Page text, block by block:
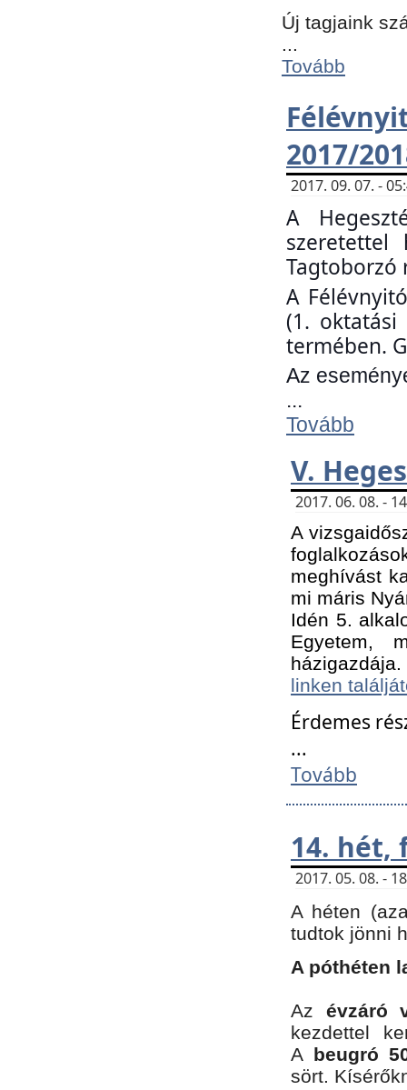
Új tagjaink
Tovább
2017/
2017. 09. 07. -
A
Tagtoborzó
A
(1. oktatási
termében.
Az
...
Tovább
V.
2017. 06. 08. -
A
meghívást
mi máris
Idén 5.
Egyetem,
linken
Érdemes
...
Tovább
14. hét,
2017. 05. 08. -
A héten
tudtok jönni
A póthéten
Az évzáró
kezdettel
A beugró
sört.